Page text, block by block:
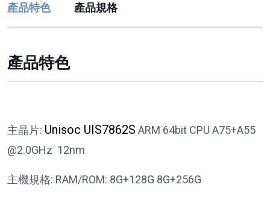
產品特色 產品規格
產品特色
主晶片: Unisoc UIS7862S ARM 64bit CPU A75+A55
@2.0GHz 12nm
主機規格: RAM/ROM: 8G+128G 8G+256G